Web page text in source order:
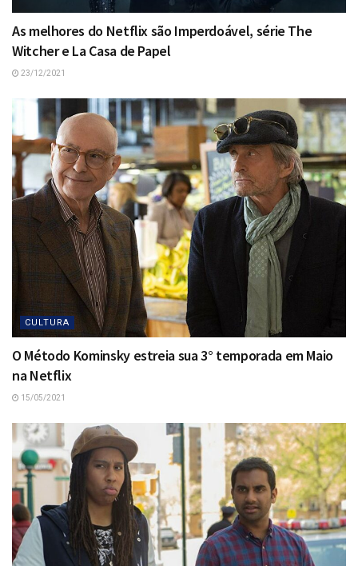
As melhores do Netflix são Imperdoável, série The
Witcher e La Casa de Papel
23/12/2021
CULTURA
O Método Kominsky estreia sua 3° temporada em Maio
na Netflix
15/05/2021